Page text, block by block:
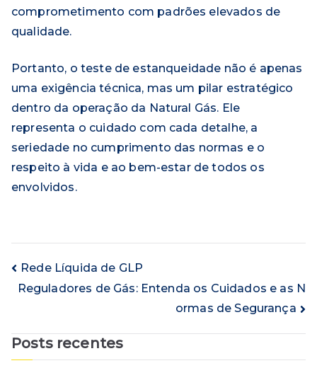
comprometimento com padrões elevados de
qualidade.
Portanto, o teste de estanqueidade não é apenas
uma exigência técnica, mas um pilar estratégico
dentro da operação da Natural Gás. Ele
representa o cuidado com cada detalhe, a
seriedade no cumprimento das normas e o
respeito à vida e ao bem-estar de todos os
envolvidos.
Navegação
de
Post
Rede Líquida de GLP
Reguladores de Gás: Entenda os Cuidados e as N
ormas de Segurança
Posts recentes